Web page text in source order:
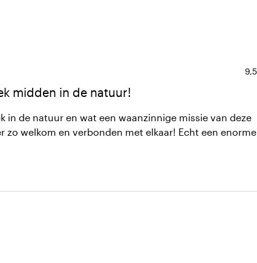
mens een aarde.
midden in de natuur!
9,5
in de natuur en wat een waanzinnige missie van deze
zo welkom en verbonden met elkaar! Echt een enorme